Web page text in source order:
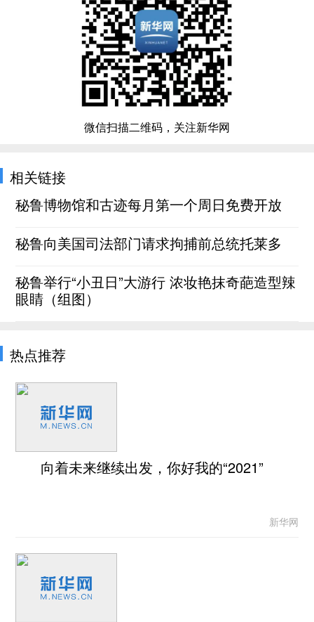
微信扫描二维码，关注新华网
相关链接
秘鲁博物馆和古迹每月第一个周日免费开放
秘鲁向美国司法部门请求拘捕前总统托莱多
秘鲁举行“小丑日”大游行 浓妆艳抹奇葩造型辣
眼睛（组图）
热点推荐
向着未来继续出发，你好我的“2021”
新华网